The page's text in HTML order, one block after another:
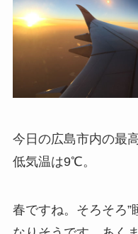
今日の広島市内の最
低気温は9℃。
春ですね。そろそろ”